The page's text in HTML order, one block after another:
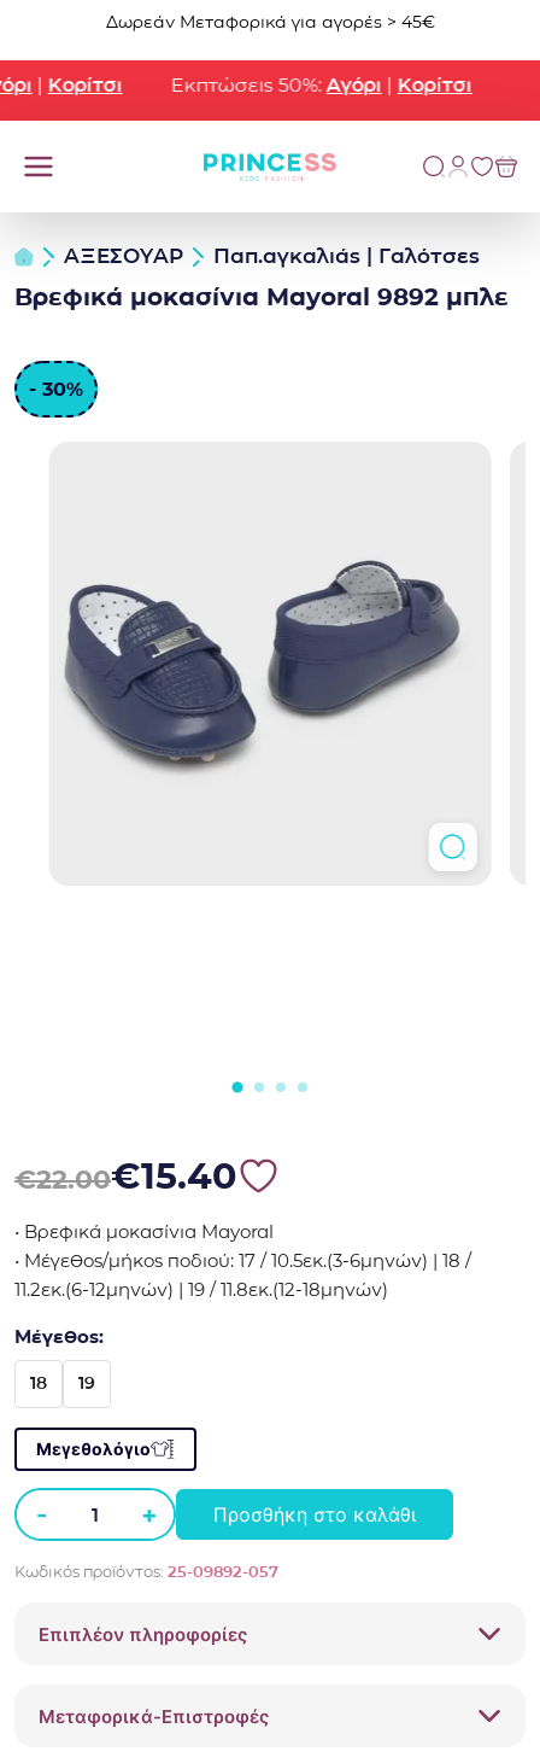
Μετάβαση στο περιεχόμενο
Δωρεάν Μεταφορικά για αγορές > 45€
|Κορίτσι Εκπτώσεις 50%:Αγόρι|Κορίτσι
ΑΞΕΣΟΥΑΡ Παπ.αγκαλιάς | Γαλότσες
Βρεφικά μοκασίνια Mayoral 9892 μπλε
- 30%
€22.00
Original price was: €22.00.
€15.40
Η τρέχουσα τιμή είναι: €15.40.
• Βρεφικά μοκασίνια Mayoral
• Μέγεθος/μήκος ποδιού: 17 / 10.5εκ.(3-6μηνών) | 18 /
11.2εκ.(6-12μηνών) | 19 / 11.8εκ.(12-18μηνών)
Μέγεθος:
18 19
Μεγεθολόγιο
-
Βρεφικά
Mayoral
μπλε
+ Προσθήκη στο καλάθι
Κωδικός προϊόντος: 25-09892-057
Επιπλέον πληροφορίες
Μεταφορικά-Επιστροφές